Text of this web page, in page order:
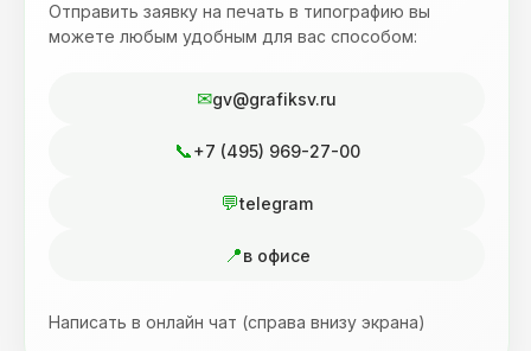
Отправить заявку на печать в типографию вы
можете любым удобным для вас способом:
gv@grafiksv.ru
+7 (495) 969-27-00
telegram
в офисе
Написать в онлайн чат (справа внизу экрана)